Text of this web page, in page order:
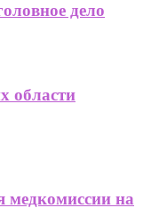
дело
области
на